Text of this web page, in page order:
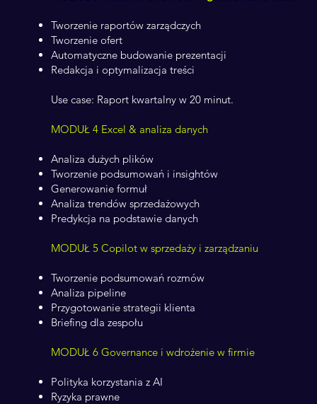
Tworzenie raportów zarządczych
Tworzenie ofert
Automatyczne budowanie prezentacji
Redakcja i optymalizacja treści
Use case: Raport kwartalny w 20 minut.
MODUŁ 4 Excel & analiza danych
Analiza dużych plików
Tworzenie podsumowań i insightów
Generowanie formuł
Analiza trendów sprzedażowych
Predykcja na podstawie danych
MODUŁ 5 Copilot w sprzedaży i zarządzaniu
Tworzenie podsumowań rozmów
Analiza pipeline
Przygotowanie strategii klienta
Briefing dla zespołu
MODUŁ 6 Governance i wdrożenie w firmie
Polityka korzystania z AI
Ryzyka prawne